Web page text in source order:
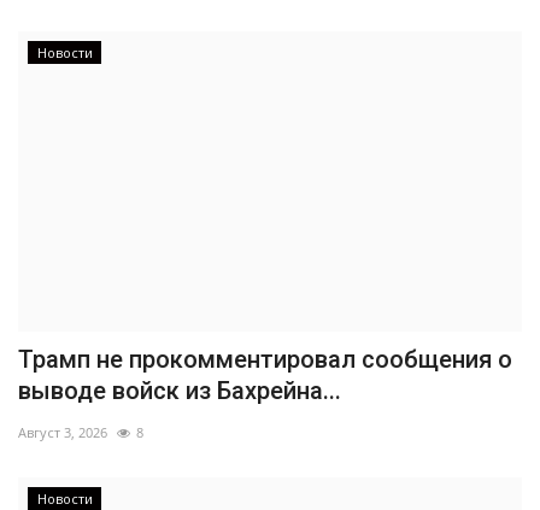
Новости
Трамп не прокомментировал сообщения о
выводе войск из Бахрейна...
Август 3, 2026 8
Новости